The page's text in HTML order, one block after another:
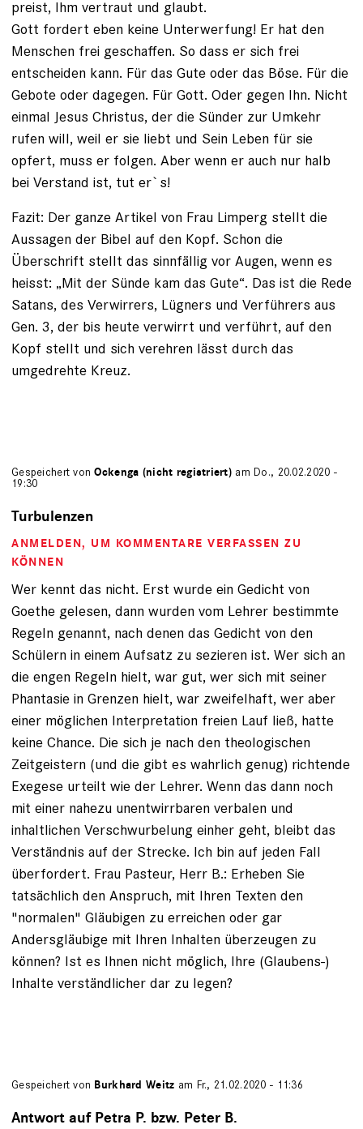
preist, Ihm vertraut und glaubt.
Gott fordert eben keine Unterwerfung! Er hat den
Menschen frei geschaffen. So dass er sich frei
entscheiden kann. Für das Gute oder das Böse. Für die
Gebote oder dagegen. Für Gott. Oder gegen Ihn. Nicht
einmal Jesus Christus, der die Sünder zur Umkehr
rufen will, weil er sie liebt und Sein Leben für sie
opfert, muss er folgen. Aber wenn er auch nur halb
bei Verstand ist, tut er`s!
Fazit: Der ganze Artikel von Frau Limperg stellt die
Aussagen der Bibel auf den Kopf. Schon die
Überschrift stellt das sinnfällig vor Augen, wenn es
heisst: „Mit der Sünde kam das Gute“. Das ist die Rede
Satans, des Verwirrers, Lügners und Verführers aus
Gen. 3, der bis heute verwirrt und verführt, auf den
Kopf stellt und sich verehren lässt durch das
umgedrehte Kreuz.
Gespeichert vonOckenga (nicht registriert) am Do., 20.02.2020 -
19:30
Turbulenzen
ANMELDEN, UM KOMMENTARE VERFASSEN ZU
KÖNNEN
Wer kennt das nicht. Erst wurde ein Gedicht von
Goethe gelesen, dann wurden vom Lehrer bestimmte
Regeln genannt, nach denen das Gedicht von den
Schülern in einem Aufsatz zu sezieren ist. Wer sich an
die engen Regeln hielt, war gut, wer sich mit seiner
Phantasie in Grenzen hielt, war zweifelhaft, wer aber
einer möglichen Interpretation freien Lauf ließ, hatte
keine Chance. Die sich je nach den theologischen
Zeitgeistern (und die gibt es wahrlich genug) richtende
Exegese urteilt wie der Lehrer. Wenn das dann noch
mit einer nahezu unentwirrbaren verbalen und
inhaltlichen Verschwurbelung einher geht, bleibt das
Verständnis auf der Strecke. Ich bin auf jeden Fall
überfordert. Frau Pasteur, Herr B.: Erheben Sie
tatsächlich den Anspruch, mit Ihren Texten den
"normalen" Gläubigen zu erreichen oder gar
Andersgläubige mit Ihren Inhalten überzeugen zu
können? Ist es Ihnen nicht möglich, Ihre (Glaubens-)
Inhalte verständlicher dar zu legen?
Gespeichert von Burkhard Weitz am Fr., 21.02.2020 - 11:36
Antwort auf Petra P. bzw. Peter B.